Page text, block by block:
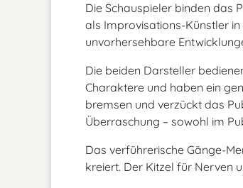
Die Schauspieler binden das
als Improvisations-Künstler
unvorhersehbare
Die beiden Darsteller
Charaktere und haben ein
bremsen und verzückt das
Überraschung – sowohl im
Das verführerische Gänge-
kreiert. Der Kitzel für Nerven